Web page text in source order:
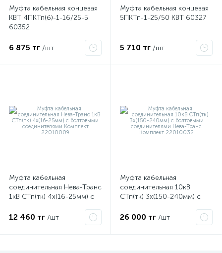
Муфта кабельная концевая
КВТ 4ПКТп(б)-1-16/25-Б
60352
6 875 тг /шт
Муфта кабельная концевая
5ПКТп-1-25/50 КВТ 60327
5 710 тг /шт
Муфта кабельная
соединительная Нева-Транс
1кВ СТп(тк) 4х(16-25мм) с
Комплект 22010009
12 460 тг /шт
Муфта кабельная
соединительная 10кВ
СТп(тк) 3х(150-240мм) с
Нева-Транс Комплект
26 000 тг /шт